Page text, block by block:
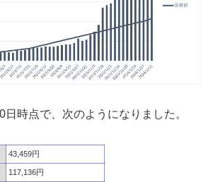
時点で、次のようになりました。
43,459円
117,136円